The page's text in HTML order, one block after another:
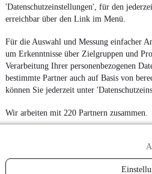
'Datenschutzeinstellungen', für den
erreichbar über den Link im Menü.
Für die Auswahl und Messung einfacher
um Erkenntnisse über Zielgruppen und
Verarbeitung Ihrer personenbezogenen
bestimmte Partner auch auf Basis von
können Sie jederzeit unter
Wir arbeiten mit 220 Partnern zusammen.